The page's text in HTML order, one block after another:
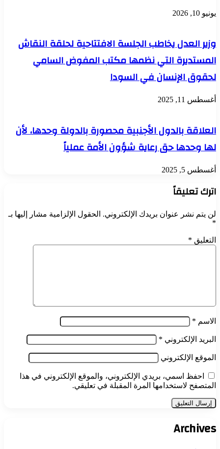
يونيو 10, 2026
وزير العدل يخاطب الجلسة الافتتاحية لحلقة النقاش
المستديرة التي نظمها مكتب المفوض السامي
لحقوق الإنسان في السودا
أغسطس 11, 2025
العلاقة بالدول الأجنبية محصورة بالدولة وحدها، لأن
لها وحدها حق رعاية شؤون الأمة عملياً
أغسطس 5, 2025
اترك تعليقاً
لن يتم نشر عنوان بريدك الإلكتروني. الحقول الإلزامية مشار إليها بـ
*
التعليق *
الاسم *
البريد الإلكتروني *
الموقع الإلكتروني
احفظ اسمي، بريدي الإلكتروني، والموقع الإلكتروني في هذا
المتصفح لاستخدامها المرة المقبلة في تعليقي.
Archives